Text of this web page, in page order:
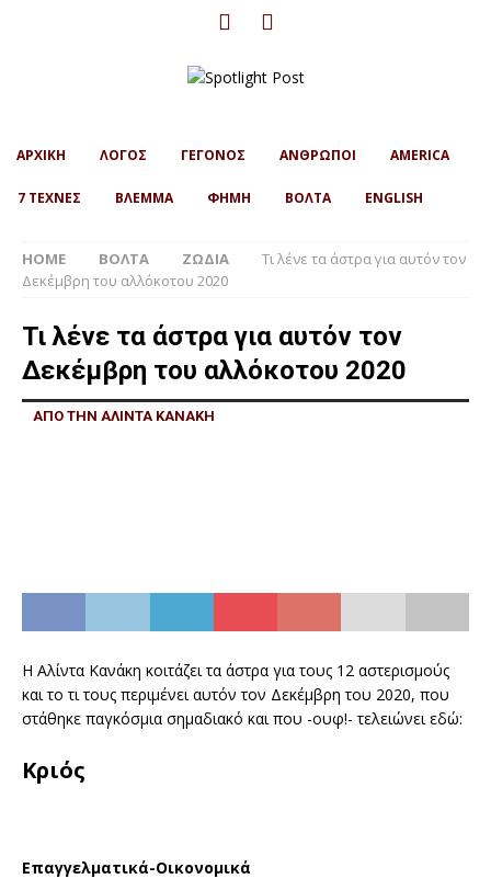
ΑΡΧΙΚΗ ΛΟΓΟΣ ΓΕΓΟΝΟΣ ΑΝΘΡΩΠΟΙ AMERICA
7 ΤΕΧΝΕΣ ΒΛΕΜΜΑ ΦΗΜΗ ΒΟΛΤΑ ENGLISH
HOME ΒΟΛΤΑ ΖΩΔΙΑ
Τι λένε τα άστρα για αυτόν τον
Δεκέμβρη του αλλόκοτου 2020
Τι λένε τα άστρα για αυτόν τον
Δεκέμβρη του αλλόκοτου 2020
ΑΠΟ ΤΗΝ ΑΛΙΝΤΑ ΚΑΝΑΚΗ
Η Αλίντα Κανάκη κοιτάζει τα άστρα για τους 12 αστερισμούς
και το τι τους περιμένει αυτόν τον Δεκέμβρη του 2020, που
στάθηκε παγκόσμια σημαδιακό και που -ουφ!- τελειώνει εδώ:
Κριός
Επαγγελματικά-Οικονομικά